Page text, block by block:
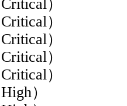
）
）
）
）
）
）